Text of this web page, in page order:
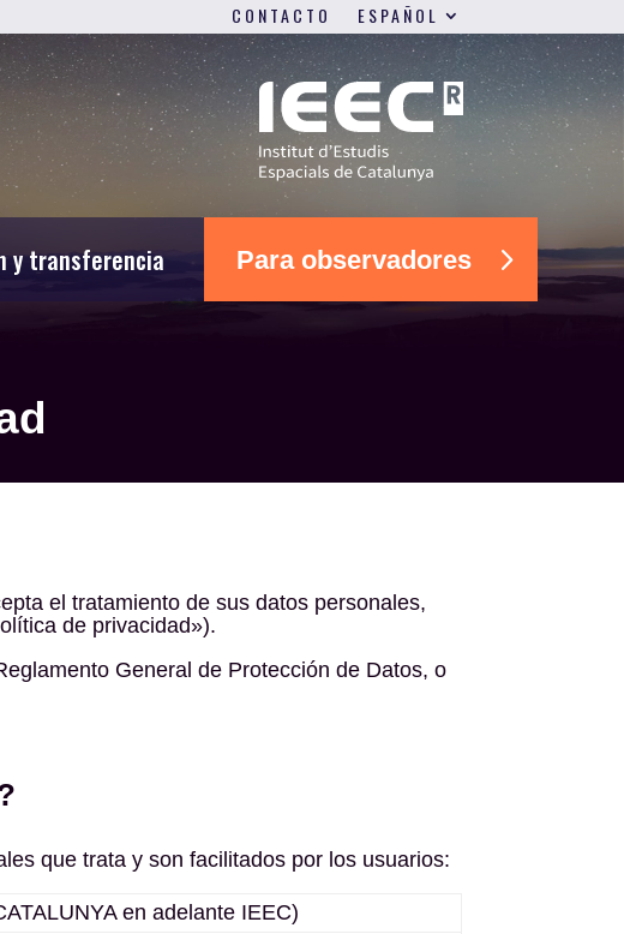
CONTACTO ESPAÑOL
y transferencia Para observadores
el tratamiento de sus datos personales,
de privacidad»).
General de Protección de Datos, o
que trata y son facilitados por los usuarios:
en adelante IEEC)